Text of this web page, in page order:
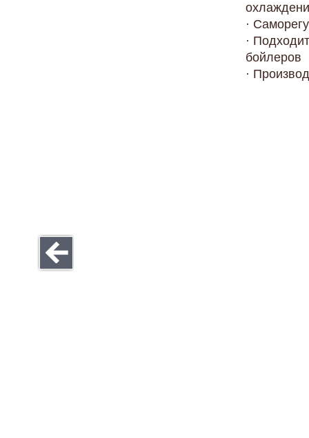
·
·
бойлеров
·